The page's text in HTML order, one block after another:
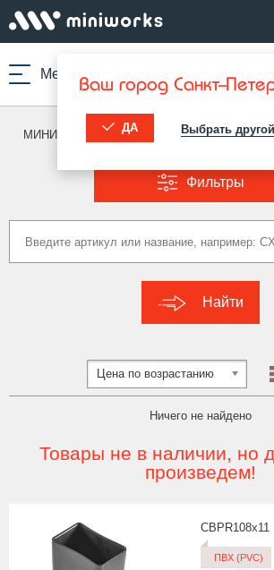
Меню Ваш город Санкт-
ДА Выбрать
МИНИВОРКС ПРО /ЗАГЛУШКИ ДЛЯ ТРУБ /
Фильтры
Найти
Цена по возрастанию
Ничего не найдено
Товары не в наличии, но
произведем!
CBPR108x11
ПВХ (PVC)